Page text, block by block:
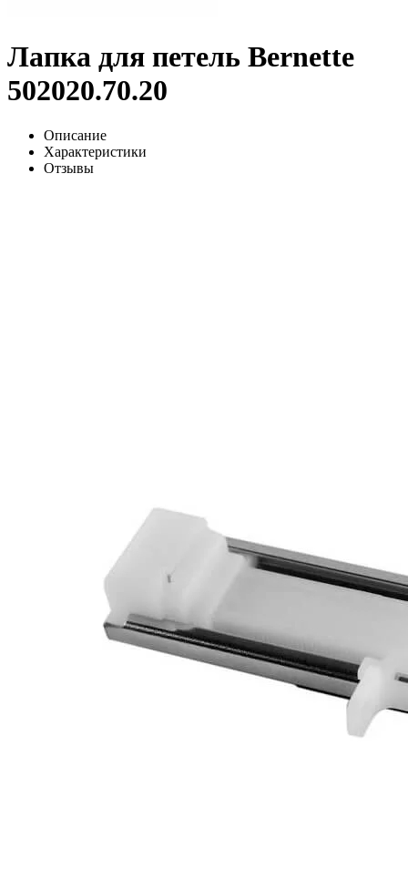
Лапка для петель Bernette
502020.70.20
Описание
Характеристики
Отзывы